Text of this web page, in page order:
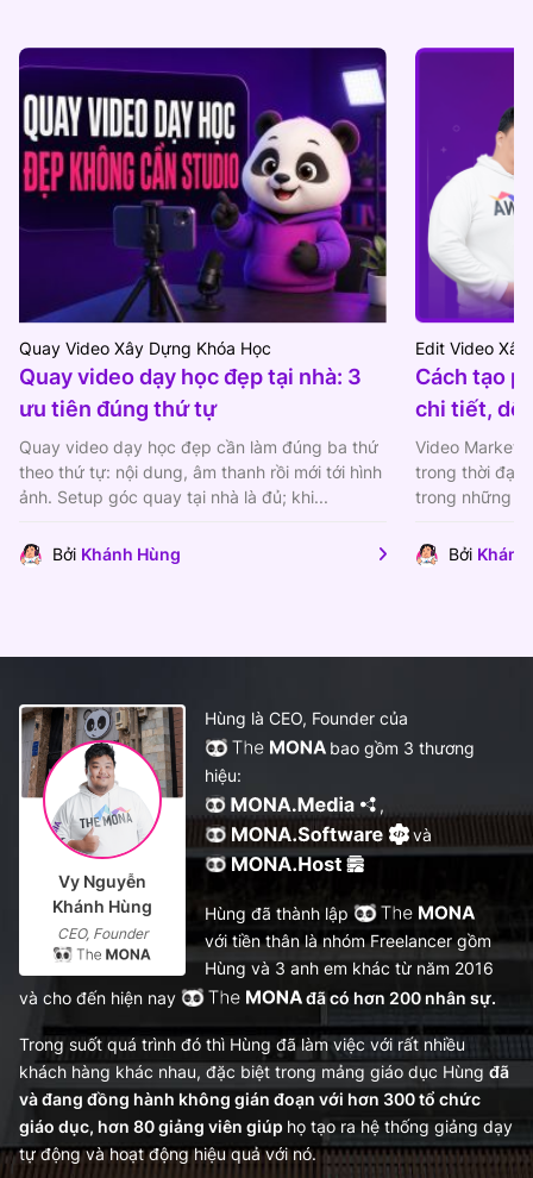
Quay Video Xây Dựng Khóa Học
Quay video dạy học đẹp tại nhà: 3
ưu tiên đúng thứ tự
Quay video dạy học đẹp cần làm đúng ba thứ
theo thứ tự: nội dung, âm thanh rồi mới tới hình
ảnh. Setup góc quay tại nhà là đủ; khi...
Bởi Khánh Hùng
Edit Video
Cách tạo
chi tiết, dễ
Video
trong thời đại
trong những
Bởi
Vy Nguyễn
Khánh Hùng
CEO, Founder
Hùng là CEO, Founder của
bao gồm 3 thương
hiệu:
,
và
Hùng đã thành lập
với tiền thân là nhóm Freelancer gồm
Hùng và 3 anh em khác từ năm 2016
và cho đến hiện nay
đã có hơn 200 nhân sự.
Trong suốt quá trình đó thì Hùng đã làm việc với rất nhiều
khách hàng khác nhau, đặc biệt trong mảng giáo dục Hùng đã
và đang đồng hành không gián đoạn với hơn 300 tổ chức
giáo dục, hơn 80 giảng viên giúp họ tạo ra hệ thống giảng dạy
tự động và hoạt động hiệu quả với nó.